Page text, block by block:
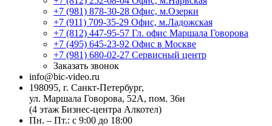
+7 (981) 878-30-28 Офис, м.Озерки
+7 (911) 709-35-29 Офис, м.Ладожская
+7 (812) 447-95-57 Гл. офис Маршала Говорова
+7 (495) 645-23-92 Офис в Москве
+7 (981) 680-02-27 Сервисный центр
Заказать звонок
info@bic-video.ru
198095, г. Санкт-Петербург,
ул. Маршала Говорова, 52А, пом. 36н
(4 этаж Бизнес-центра Алкотел)
Пн. – Пт.: с 9:00 до 18:00